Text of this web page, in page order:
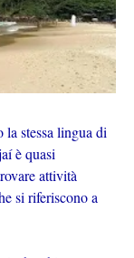
stessa lingua di
è quasi
attività
si riferiscono a